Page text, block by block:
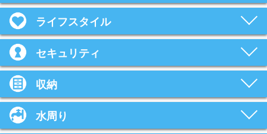
ライフスタイル
セキュリティ
収納
水周り